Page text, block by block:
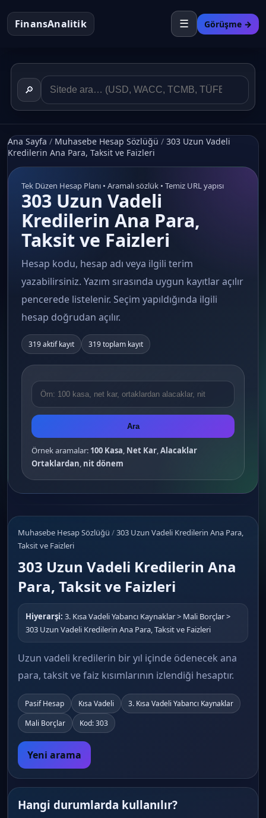
FinansAnalitik ☰ Görüşme →
🔎
Ana Sayfa / Muhasebe Hesap Sözlüğü / 303 Uzun Vadeli
Kredilerin Ana Para, Taksit ve Faizleri
Tek Düzen Hesap Planı • Aramalı sözlük • Temiz URL yapısı
303 Uzun Vadeli
Kredilerin Ana Para,
Taksit ve Faizleri
Hesap kodu, hesap adı veya ilgili terim
yazabilirsiniz. Yazım sırasında uygun kayıtlar açılır
pencerede listelenir. Seçim yapıldığında ilgili
hesap doğrudan açılır.
319 aktif kayıt 319 toplam kayıt
Ara
Örnek aramalar: 100 Kasa, Net Kar,Alacaklar
Ortaklardan, nit dönem
Muhasebe Hesap Sözlüğü /303 Uzun Vadeli Kredilerin Ana Para,
Taksit ve Faizleri
303 Uzun Vadeli Kredilerin Ana
Para, Taksit ve Faizleri
Hiyerarşi: 3. Kısa Vadeli Yabancı Kaynaklar > Mali Borçlar >
303 Uzun Vadeli Kredilerin Ana Para, Taksit ve Faizleri
Uzun vadeli kredilerin bir yıl içinde ödenecek ana
para, taksit ve faiz kısımlarının izlendiği hesaptır.
Pasif Hesap Kısa Vadeli
3. Kısa Vadeli Yabancı Kaynaklar
Mali Borçlar
Kod: 303
Yeni arama
Hangi durumlarda kullanılır?